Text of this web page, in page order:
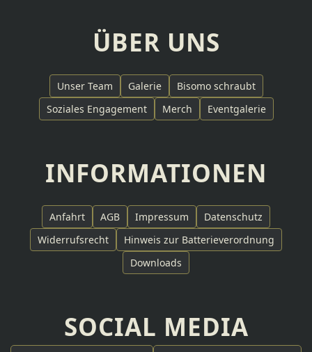
ÜBER UNS
Unser Team Galerie
Bisomo schraubt
Soziales Engagement
Merch Eventgalerie
INFORMATIONEN
Anfahrt AGB Impressum
Datenschutz
Widerrufsrecht
Hinweis zur Batterieverordnung
Downloads
SOCIAL MEDIA